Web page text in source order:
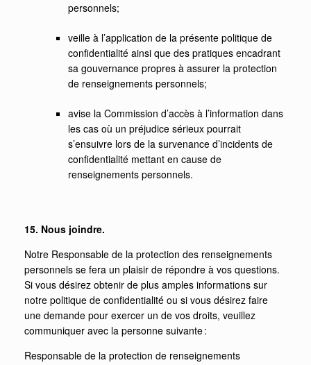
personnels;
veille à l’application de la présente politique de
confidentialité ainsi que des pratiques encadrant
sa gouvernance propres à assurer la protection
de renseignements personnels;
avise la Commission d’accès à l’information dans
les cas où un préjudice sérieux pourrait
s’ensuivre lors de la survenance d’incidents de
confidentialité mettant en cause de
renseignements personnels.
15. Nous joindre.
Notre Responsable de la protection des renseignements
personnels se fera un plaisir de répondre à vos questions.
Si vous désirez obtenir de plus amples informations sur
notre politique de confidentialité ou si vous désirez faire
une demande pour exercer un de vos droits, veuillez
communiquer avec la personne suivante :
Responsable de la protection de renseignements